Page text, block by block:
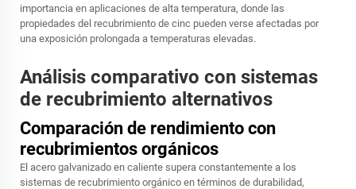
importancia en aplicaciones de alta temperatura, donde las
propiedades del recubrimiento de cinc pueden verse afectadas por
una exposición prolongada a temperaturas elevadas.
Análisis comparativo con sistemas
de recubrimiento alternativos
Comparación de rendimiento con
recubrimientos orgánicos
El acero galvanizado en caliente supera constantemente a los
sistemas de recubrimiento orgánico en términos de durabilidad,